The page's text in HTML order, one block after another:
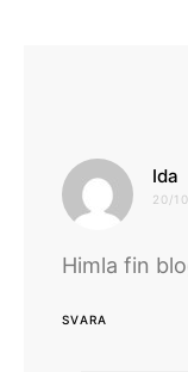
Ida
20/
Himla fin
SVARA